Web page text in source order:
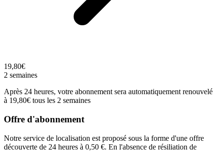
19,80€
2 semaines
Après 24 heures, votre abonnement sera automatiquement renouvelé
à 19,80€ tous les 2 semaines
Offre d'abonnement
Notre service de localisation est proposé sous la forme d'une offre
découverte de 24 heures à 0,50 €. En l'absence de résiliation de